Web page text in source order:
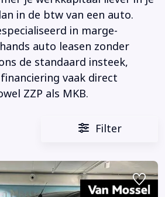
in de btw van een auto.
in marge-
auto leasen zonder
de standaard insteek,
vaak direct
ZZP als MKB.
Filter